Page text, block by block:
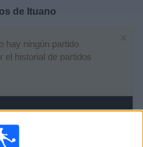
de Ituano
hay ningún partido
el historial de partidos